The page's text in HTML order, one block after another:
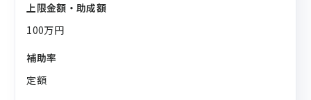
上限金額・助成額
100万円
補助率
定額